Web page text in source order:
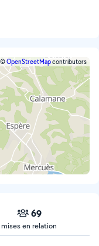
©OpenStreetMapcontributors
69
mises en relation